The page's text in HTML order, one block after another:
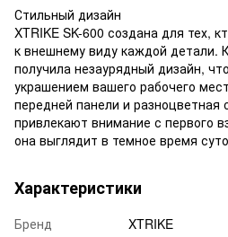
Стильный дизайн
XTRIKE SK-600 создана для тех,
к внешнему виду каждой детали.
получила незаурядный дизайн,
украшением вашего рабочего
передней панели и разноцветная
привлекают внимание с первого
она выглядит в темное время
Характеристики
Бренд
XTRIKE